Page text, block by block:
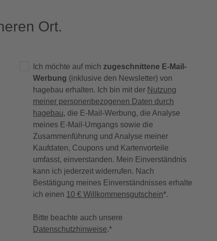
Ort.
Ich möchte auf mich zugeschnittene E-Mail-
Werbung (inklusive den Newsletter) von
hagebau erhalten. Ich bin mit der Nutzung
meiner personenbezogenen Daten durch
hagebau, die E-Mail-Werbung, die Analyse
meines E-Mail-Umgangs sowie die
Zusammenführung und Analyse meiner
Kaufdaten, Coupons und Kartenvorteile
umfasst, einverstanden. Mein Einverständnis
kann ich jederzeit widerrufen. Nach
Bestätigung meines Einverständnisses erhalte
ich einen 10 € Willkommensgutschein*.
Bitte beachte auch unsere
Datenschutzhinweise.